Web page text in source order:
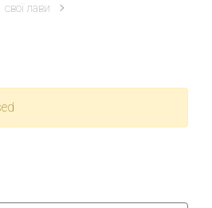
свої лави